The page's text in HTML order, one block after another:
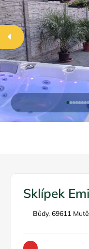
Sklípek
Bůdy, 69611